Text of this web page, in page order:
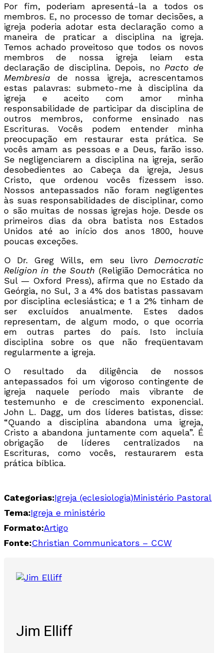
Por fim, poderiam apresentá-la a todos os
membros. E, no processo de tomar decisões, a
igreja poderia adotar esta declaração como a
maneira de praticar a disciplina na igreja.
Temos achado proveitoso que todos os novos
membros de nossa igreja leiam esta
declaração de disciplina. Depois, no Pacto de
Membresiade nossa igreja, acrescentamos
estas palavras: submeto-me à disciplina da
igreja e aceito com amor minha
responsabilidade de participar da disciplina de
outros membros, conforme ensinado nas
Escrituras. Vocês podem entender minha
preocupação em restaurar esta prática. Se
vocês amam as pessoas e a Deus, farão isso.
Se negligenciarem a disciplina na igreja, serão
desobedientes ao Cabeça da igreja, Jesus
Cristo, que ordenou vocês fizessem isso.
Nossos antepassados não foram negligentes
às suas responsabilidades de disciplinar, como
o são muitas de nossas igrejas hoje. Desde os
primeiros dias da obra batista nos Estados
Unidos até ao início dos anos 1800, houve
poucas exceções.
O Dr. Greg Wills, em seu livro Democratic
Religion in the South (Religião Democrática no
Sul — Oxford Press), afirma que no Estado da
Geórgia, no Sul, 3 a 4% dos batistas passavam
por disciplina eclesiástica; e 1 a 2% tinham de
ser excluídos anualmente. Estes dados
representam, de algum modo, o que ocorria
em outras partes do país. Isto incluía
disciplina sobre os que não freqüentavam
regularmente a igreja.
O resultado da diligência de nossos
antepassados foi um vigoroso contingente de
igreja naquele período mais vibrante de
testemunho e de crescimento exponencial.
John L. Dagg, um dos líderes batistas, disse:
“Quando a disciplina abandona uma igreja,
Cristo a abandona juntamente com aquela”. É
obrigação de líderes centralizados na
Escrituras, como vocês, restaurarem esta
prática bíblica.
Categorias:Igreja (eclesiologia)Ministério Pastoral
Tema:Igreja e ministério
Formato:Artigo
Fonte:Christian Communicators – CCW
Jim Elliff